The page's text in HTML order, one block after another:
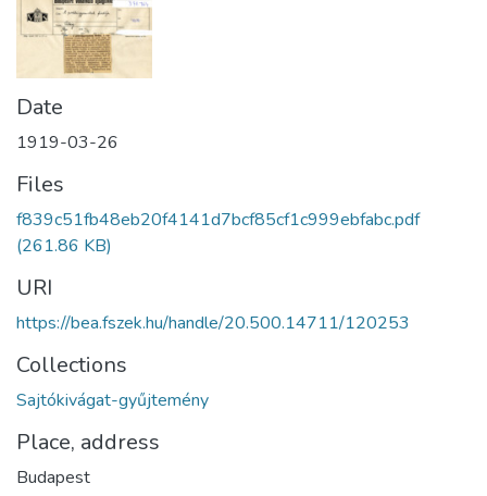
Date
1919-03-26
Files
f839c51fb48eb20f4141d7bcf85cf1c999ebfabc.pdf
(261.86 KB)
URI
https://bea.fszek.hu/handle/20.500.14711/120253
Collections
Sajtókivágat-gyűjtemény
Place, address
Budapest